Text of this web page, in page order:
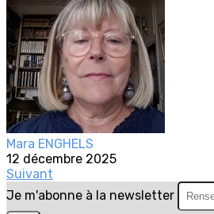
Mara ENGHELS
12 décembre 2025
Suivant
Je m'abonne à la newsletter